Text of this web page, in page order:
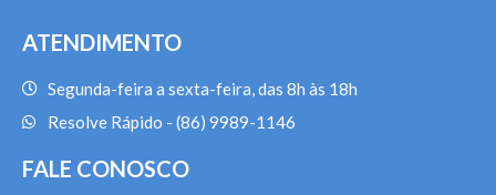
ATENDIMENTO
Segunda-feira a sexta-feira, das 8h às 18h
Resolve Rápido - (86) 9989-1146
FALE CONOSCO